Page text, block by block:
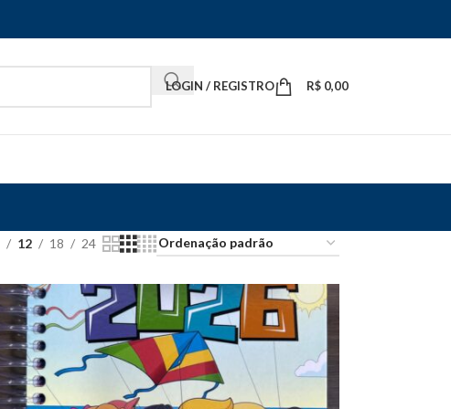
LOGIN / REGISTRO R$ 0,00
12 18 24